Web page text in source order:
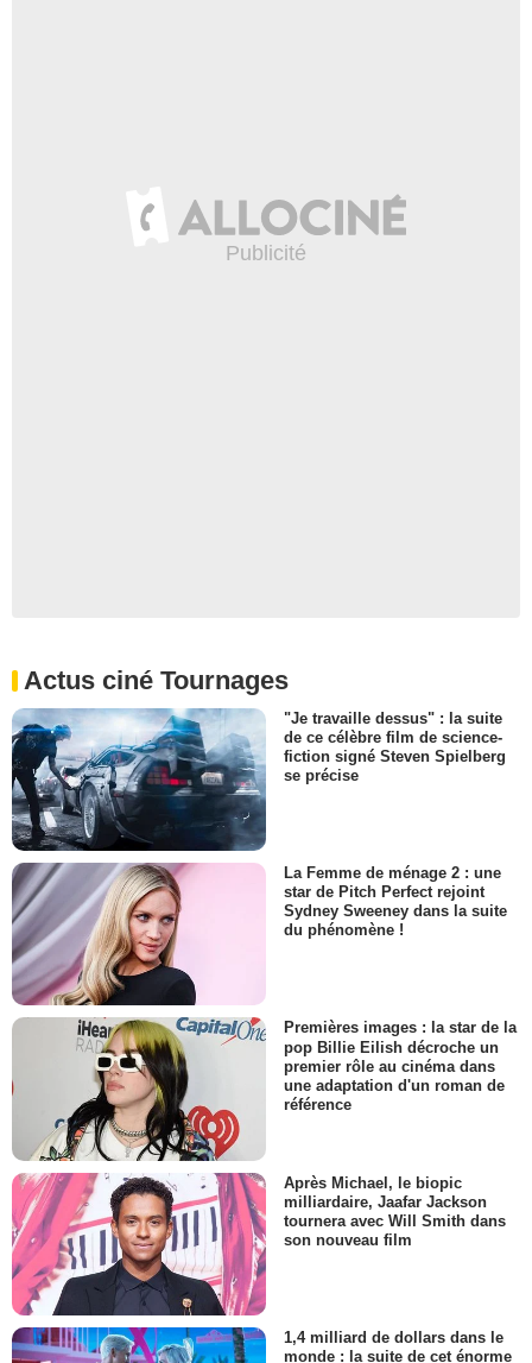
Actus ciné Tournages
"Je travaille dessus" : la suite
de ce célèbre film de science-
fiction signé Steven Spielberg
se précise
La Femme de ménage 2 : une
star de Pitch Perfect rejoint
Sydney Sweeney dans la suite
du phénomène !
Premières images : la star de la
pop Billie Eilish décroche un
premier rôle au cinéma dans
une adaptation d'un roman de
référence
Après Michael, le biopic
milliardaire, Jaafar Jackson
tournera avec Will Smith dans
son nouveau film
1,4 milliard de dollars dans le
monde : la suite de cet énorme